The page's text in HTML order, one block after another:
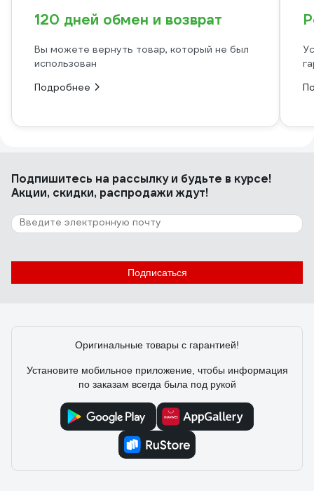
120 дней обмен и возврат
Вы можете вернуть товар, который не был
использован
Подробнее
Подпишитесь на рассылкуи будьте в курсе!
Акции, скидки, распродажи ждут!
Подписаться
Оригинальные товары с гарантией!
Установите мобильное приложение, чтобы информация
по заказам всегда была под рукой